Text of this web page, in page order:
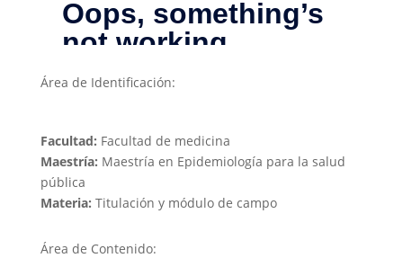
Área de Identificación:
Facultad: Facultad de medicina
Maestría: Maestría en Epidemiología para la salud
pública
Materia: Titulación y módulo de campo
Área de Contenido: